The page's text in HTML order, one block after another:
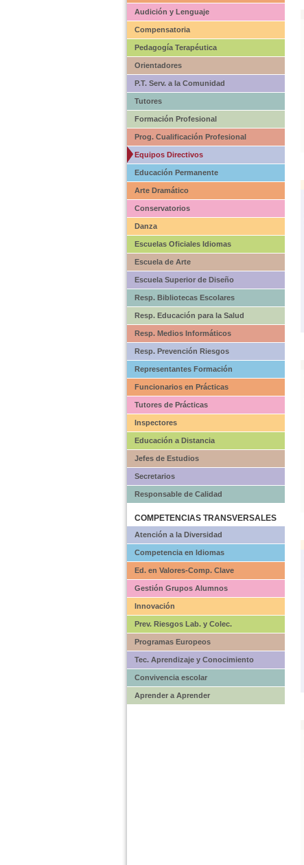
Audición y Lenguaje
Compensatoria
Pedagogía Terapéutica
Orientadores
P.T. Serv. a la Comunidad
Tutores
Formación Profesional
Prog. Cualificación Profesional
Equipos Directivos
Educación Permanente
Arte Dramático
Conservatorios
Danza
Escuelas Oficiales Idiomas
Escuela de Arte
Escuela Superior de Diseño
Resp. Bibliotecas Escolares
Resp. Educación para la Salud
Resp. Medios Informáticos
Resp. Prevención Riesgos
Representantes Formación
Funcionarios en Prácticas
Tutores de Prácticas
Inspectores
Educación a Distancia
Jefes de Estudios
Secretarios
Responsable de Calidad
COMPETENCIAS TRANSVERSALES
Atención a la Diversidad
Competencia en Idiomas
Ed. en Valores-Comp. Clave
Gestión Grupos Alumnos
Innovación
Prev. Riesgos Lab. y Colec.
Programas Europeos
Tec. Aprendizaje y Conocimiento
Convivencia escolar
Aprender a Aprender